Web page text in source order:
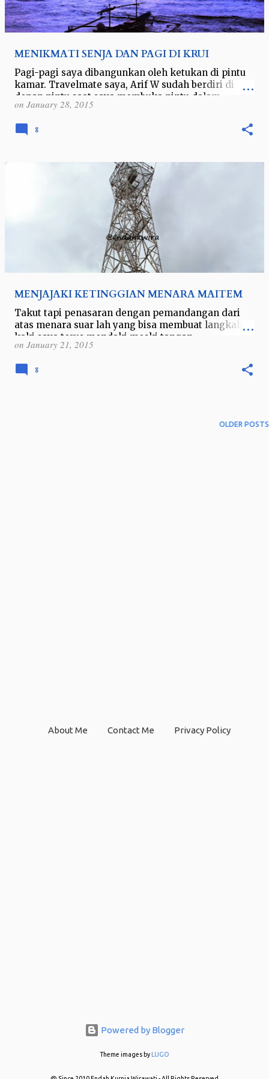
MENIKMATI SENJA DAN PAGI DI KRUI
Pagi-pagi saya dibangunkan oleh ketukan di pintu
kamar. Travelmate saya, Arif W sudah berdiri di
depan pintu saat saya membuka pintu dalam
keadaan setengah sadar. Saya : ada …
on January 28, 2015
8
MENJAJAKI KETINGGIAN MENARA MAITEM
Takut tapi penasaran dengan pemandangan dari
atas menara suar lah yang bisa membuat langkah
kaki saya terus mendaki meski tangan
mencengkeram plang tangga dengan erat. Rasa
meng…
on January 21, 2015
8
OLDER POSTS
About Me Contact Me Privacy Policy
Powered by Blogger
Theme images by LUGO